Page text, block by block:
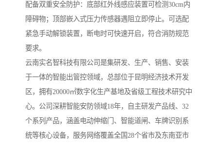
配备双重安全防护：底部红外线感应装置可检测30cm内
障碍物；顶部嵌入式压力传感器遇阻立即停止。可选配
紧急手动解锁装置，断电时可快速开启，符合消防规范
要求。
云南实名智科技有限公司是集研发、生产、销售、安装
于一体的智能出管控领域，总部位于昆明经济技术开发
区，拥有20000㎡数字化生产基地及省级工程技术研究中
心。公司深耕智能安防领域18年，自主研发产品线、32
个系列产品，涵盖电动伸缩门、智能道闸、车牌识别系
统等核心设备，服务网络覆盖全国28个省市及东南亚市